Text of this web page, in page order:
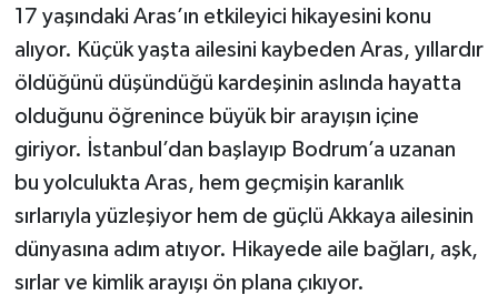
17 yaşındaki Aras’ın etkileyici hikayesini konu
alıyor. Küçük yaşta ailesini kaybeden Aras, yıllardır
öldüğünü düşündüğü kardeşinin aslında hayatta
olduğunu öğrenince büyük bir arayışın içine
giriyor. İstanbul’dan başlayıp Bodrum’a uzanan
bu yolculukta Aras, hem geçmişin karanlık
sırlarıyla yüzleşiyor hem de güçlü Akkaya ailesinin
dünyasına adım atıyor. Hikayede aile bağları, aşk,
sırlar ve kimlik arayışı ön plana çıkıyor.